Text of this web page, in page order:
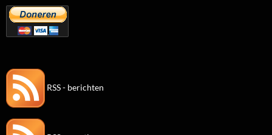
RSS - berichten